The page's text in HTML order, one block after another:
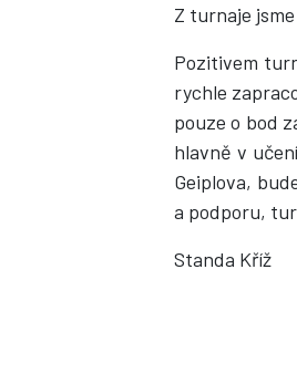
Z turnaje
Pozitivem
rychle
pouze o bod
hlavně v
Geiplova,
a podporu,
Standa Kříž